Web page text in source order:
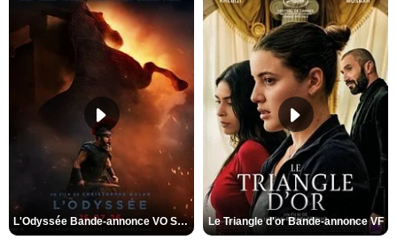
L'Odyssée Bande-annonce VO STFR Le Triangle d'or Bande-annonce VF